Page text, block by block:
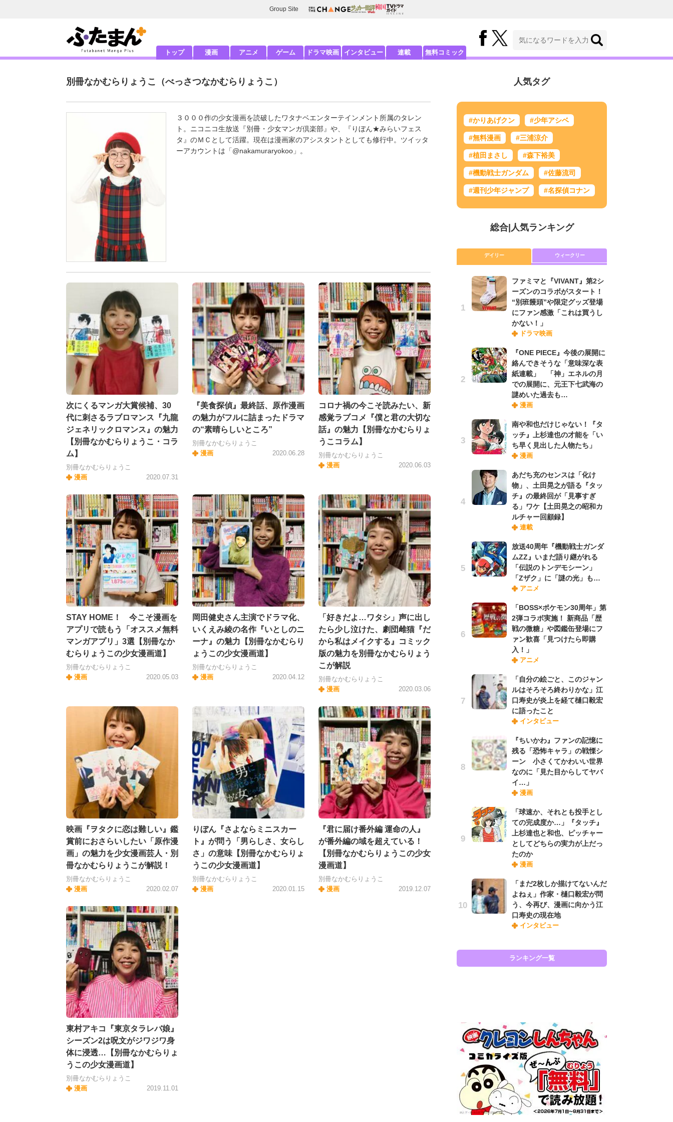
Group Site
トップ 漫画 アニメ ゲーム ドラマ映画 インタビュー 連載 無料コミック
別冊なかむらりょうこ （べっさつなかむらりょうこ）
３０００作の少女漫画を読破したワタナベエンターテインメント所属のタレン
ト。ニコニコ生放送『別冊・少女マンガ倶楽部』や、『りぼん★みらいフェス
タ』のＭＣとして活躍。現在は漫画家のアシスタントとしても修行中。ツイッタ
ーアカウントは「@nakamuraryokoo 」。
次にくるマンガ大賞候補、30
代に刺さるラブロマンス『九龍
ジェネリックロマンス』の魅力
【別冊なかむらりょうこ・コラ
ム】
別冊なかむらりょうこ
漫画
2020.07.31
『美食探偵』最終話、原作漫画
の魅力がフルに詰まったドラマ
の“素晴らしいところ”
別冊なかむらりょうこ
漫画
2020.06.28
コロナ禍の今こそ読みたい、新
感覚ラブコメ『僕と君の大切な
話』の魅力【別冊なかむらりょ
うこコラム】
別冊なかむらりょうこ
漫画
2020.06.03
STAY HOME！ 今こそ漫画を
アプリで読もう「オススメ無料
マンガアプリ」3選【別冊なか
むらりょうこの少女漫画道】
別冊なかむらりょうこ
漫画
2020.05.03
岡田健史さん主演でドラマ化、
いくえみ綾の名作『いとしのニ
ーナ』の魅力【別冊なかむらり
ょうこの少女漫画道】
別冊なかむらりょうこ
漫画
2020.04.12
「好きだよ…ワタシ」声に出し
たら少し泣けた、劇団雌猫『だ
から私はメイクする』コミック
版の魅力を別冊なかむらりょう
こが解説
別冊なかむらりょうこ
漫画
2020.03.06
映画『ヲタクに恋は難しい』鑑
賞前におさらいしたい「原作漫
画」の魅力を少女漫画芸人・別
冊なかむらりょうこが解説！
別冊なかむらりょうこ
漫画
2020.02.07
りぼん『さよならミニスカー
ト』が問う「男らしさ、女らし
さ」の意味【別冊なかむらりょ
うこの少女漫画道】
別冊なかむらりょうこ
漫画
2020.01.15
『君に届け番外編 運命の人』
が番外編の域を超えている！
【別冊なかむらりょうこの少女
漫画道】
別冊なかむらりょうこ
漫画
2019.12.07
東村アキコ『東京タラレバ娘』
シーズン2は呪文がジワジワ身
体に浸透…【別冊なかむらりょ
うこの少女漫画道】
別冊なかむらりょうこ
漫画
2019.11.01
人気タグ
#かりあげクン #少年アシベ
#無料漫画 #三浦涼介
#植田まさし #森下裕美
#機動戦士ガンダム #佐藤流司
#週刊少年ジャンプ #名探偵コナン
総合| 人気ランキング
デイリー ウィークリー
ファミマと『VIVANT』第2シ
ーズンのコラボがスタート！
“別班饅頭”や限定グッズ登場
にファン感激「これは買うし
かない！」
ドラマ映画
『ONE PIECE』今後の展開に
絡んできそうな「意味深な表
紙連載」 「神」エネルの月
での展開に、元王下七武海の
謎めいた過去も…
漫画
南や和也だけじゃない！『タ
ッチ』上杉達也の才能を「い
ち早く見出した人物たち」
漫画
あだち充のセンスは「化け
物」、土田晃之が語る『タッ
チ』の最終回が「見事すぎ
る」ワケ【土田晃之の昭和カ
ルチャー回顧録】
連載
放送40周年『機動戦士ガンダ
ムZZ』いまだ語り継がれる
「伝説のトンデモシーン」
「Zザク」に「謎の光」も…
アニメ
「BOSS×ポケモン30周年」第
2弾コラボ実施！ 新商品「歴
戦の微糖」や図鑑缶登場にフ
ァン歓喜「見つけたら即購
入！」
アニメ
「自分の絵ごと、このジャン
ルはそろそろ終わりかな」江
口寿史が炎上を経て樋口毅宏
に語ったこと
インタビュー
『ちいかわ』ファンの記憶に
残る「恐怖キャラ」の戦慄シ
ーン 小さくてかわいい世界
なのに「見た目からしてヤバ
イ…」
漫画
「球速か、それとも投手とし
ての完成度か…」『タッチ』
上杉達也と和也、ピッチャー
としてどちらの実力が上だっ
たのか
漫画
「まだ2枚しか描けてないんだ
よねぇ」作家・樋口毅宏が問
う、今再び、漫画に向かう江
口寿史の現在地
インタビュー
ランキング一覧